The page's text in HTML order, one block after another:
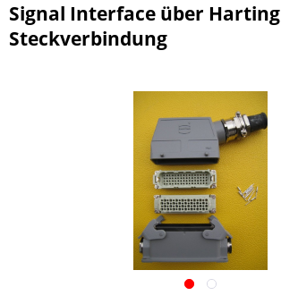
Signal Interface über Harting
Steckverbindung